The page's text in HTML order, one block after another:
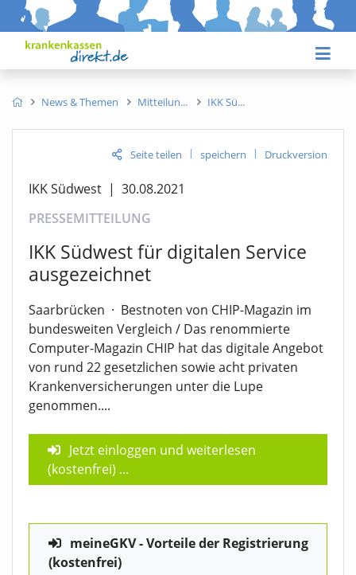
News & Themen Mitteilun IKK Sü
Seite teilen | speichern | Druckversion
IKK Südwest | 30.08.2021
PRESSEMITTEILUNG
IKK Südwest für digitalen Service
ausgezeichnet
Saarbrücken · Bestnoten von CHIP-Magazin im
bundesweiten Vergleich / Das renommierte
Computer-Magazin CHIP hat das digitale Angebot
von rund 22 gesetzlichen sowie acht privaten
Krankenversicherungen unter die Lupe
genommen....
Jetzt einloggen und weiterlesen
(kostenfrei) ...
meineGKV - Vorteile der Registrierung
(kostenfrei)